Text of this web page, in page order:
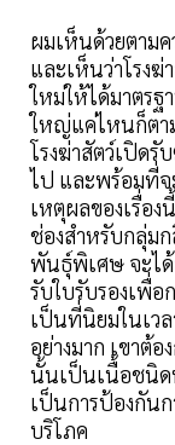
ผมเห็นด้วยตาม
และเห็นว่าโรงฆ่
ใหม่ให้ได้มาตรฐ
ใหญ่แค่ไหนก็ตา
โรงฆ่าสัตว์เปิดรั
ไป และพร้อมที่จ
เหตุผลของเรื่อง
ช่องสำหรับกลุ่ม
พันธุ์พิเศษ จะได้
รับใบรับรองเพื่
เป็นที่นิยมในเว
อย่างมาก เขาต้
นั้นเป็นเนื้อชนิด
เป็นการป้องกัน
บริโภค